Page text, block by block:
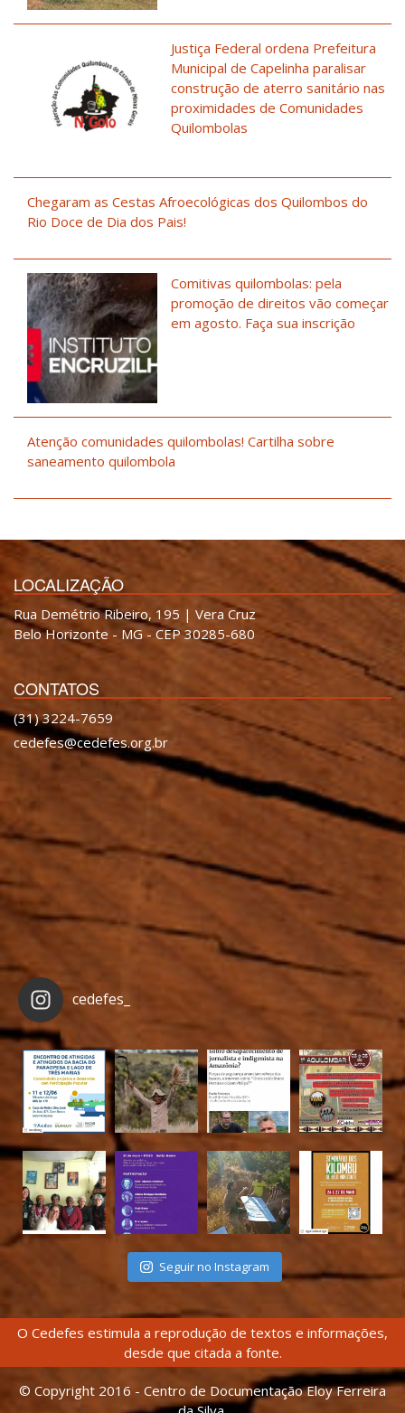
Justiça Federal ordena Prefeitura
Municipal de Capelinha paralisar
construção de aterro sanitário nas
proximidades de Comunidades
Quilombolas
Chegaram as Cestas Afroecológicas dos Quilombos do
Rio Doce de Dia dos Pais!
Comitivas quilombolas: pela
promoção de direitos vão começar
em agosto. Faça sua inscrição
Atenção comunidades quilombolas! Cartilha sobre
saneamento quilombola
LOCALIZAÇÃO
Rua Demétrio Ribeiro, 195 | Vera Cruz
Belo Horizonte - MG - CEP 30285-680
CONTATOS
(31) 3224-7659
cedefes@cedefes.org.br
cedefes_
Seguir no Instagram
O Cedefes estimula a reprodução de textos e informações,
desde que citada a fonte.
© Copyright 2016 - Centro de Documentação Eloy Ferreira